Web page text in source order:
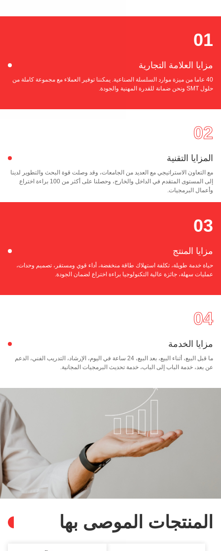
العلامة التجارية
عاما من ميزة موارد السلسلة الصناعية. يمكننا توفير العملاء مع مجموعة كاملة من
التقنية
الاستراتيجي مع العديد من الجامعات، وقد وصلت قوة البحث والتطوير لدينا
إلى المستوى المتقدم في الداخل والخارج، وحصلنا على أكثر من 100 براءة اختراع
البرمجيات.
المنتج
خدمة طويلة، تكلفة استهلاك طاقة منخفضة، أداء قوي ومستقر، تصميم وحدات،
سهلة، جائزة عالية التكنولوجيا براءة اختراع لضمان الجودة.
الخدمة
ما قبل البيع، أثناء البيع، بعد البيع، 24 ساعة في اليوم، الإرشاد، التدريب الفني، الدعم
خدمة الباب إلى الباب، خدمة تحديث البرمجيات المجانية.
الموصى بها